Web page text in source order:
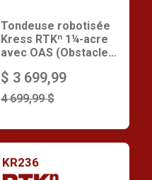
Tondeuse robotisée
Kress RTKⁿ 1¼-acre
avec OAS (Obstacle
4 699,99 $
$ 3 699,99
KR236